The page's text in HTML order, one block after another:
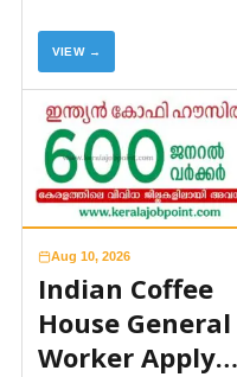
VIEW →
Aug 10, 2026
Indian Coffee
House General
Worker Apply